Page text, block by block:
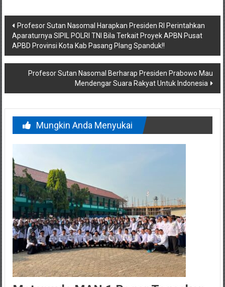
Navigasi
pos
Profesor Sutan Nasomal Harapkan Presiden RI Perintahkan
Aparaturnya SIPIL POLRI TNI Bila Terkait Proyek APBN Pusat
APBD Provinsi Kota Kab Pasang Plang Spanduk!!
Profesor Sutan Nasomal Berharap Presiden Prabowo Mau
Mendengar Suara Rakyat Untuk Indonesia
Mungkin Anda Menyukai
Matamuda MAN 1 Bogor Tegaskan